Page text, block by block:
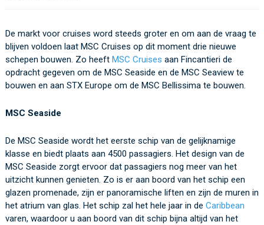
De markt voor cruises word steeds groter en om aan de vraag te
blijven voldoen laat MSC Cruises op dit moment drie nieuwe
schepen bouwen. Zo heeft MSC Cruises aan Fincantieri de
opdracht gegeven om de MSC Seaside en de MSC Seaview te
bouwen en aan STX Europe om de MSC Bellissima te bouwen.
MSC Seaside
De MSC Seaside wordt het eerste schip van de gelijknamige
klasse en biedt plaats aan 4500 passagiers. Het design van de
MSC Seaside zorgt ervoor dat passagiers nog meer van het
uitzicht kunnen genieten. Zo is er aan boord van het schip een
glazen promenade, zijn er panoramische liften en zijn de muren in
het atrium van glas. Het schip zal het hele jaar in de Caribbean
varen, waardoor u aan boord van dit schip bijna altijd van het